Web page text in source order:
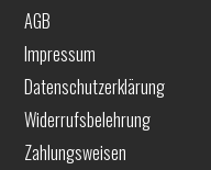
AGB
Impressum
Datenschutzerklärung
Widerrufsbelehrung
Zahlungsweisen